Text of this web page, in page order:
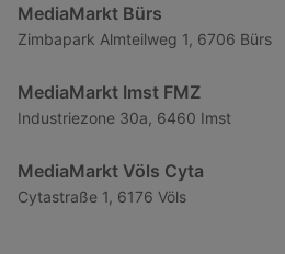
MediaMarkt Bürs
Zimbapark Almteilweg 1, 6706 Bürs
MediaMarkt Imst FMZ
Industriezone 30a, 6460 Imst
MediaMarkt Völs Cyta
Cytastraße 1, 6176 Völs